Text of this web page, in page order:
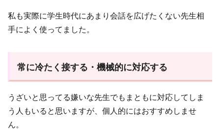
私も実際に学生時代にあまり会話を広げたくない先生相
手によく使ってました。
常に冷たく接する・機械的に対応する
うざいと思ってる嫌いな先生でもまともに対応してしま
う人もいると思いますが、個人的にはおすすめしませ
ん。